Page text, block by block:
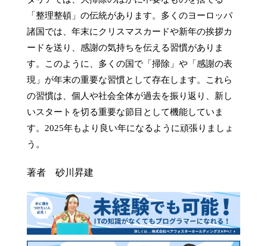
「整理整頓」の伝統があります。多くのヨーロッパ
諸国では、年末にクリスマスカードや新年の挨拶カ
ードを送り、感謝の気持ちを伝える習慣がありま
す。このように、多くの国で「掃除」や「感謝の表
現」が年末の重要な習慣として存在します。これら
の習慣は、個人や社会全体が過去を振り返り、新し
いスタートを切る重要な節目として機能していま
す。2025年もより良い年になるように頑張りましょ
う。
著者 砂川昇建